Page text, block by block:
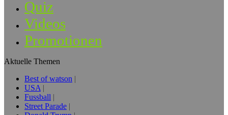
Quiz
Videos
Promotionen
Aktuelle Themen
Best of watson
USA
Fussball
Street Parade